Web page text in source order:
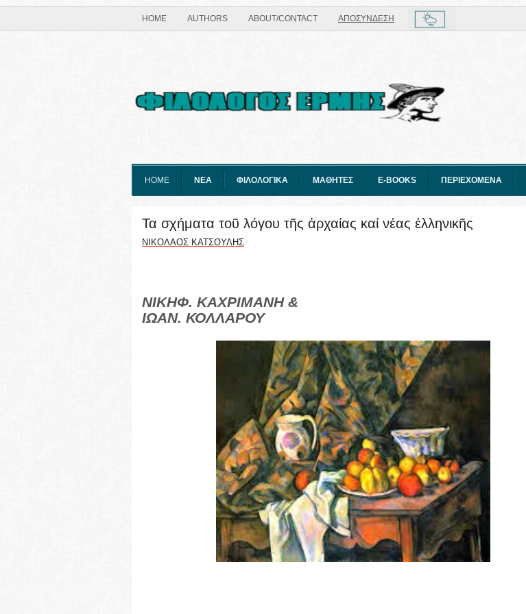
HOME AUTHORS ABOUT/CONTACT ΑΠΟΣΥΝΔΕΣΗ
HOME ΝΕΑ ΦΙΛΟΛΟΓΙΚΑ ΜΑΘΗΤΕΣ E-BOOKS ΠΕΡΙΕΧΟΜΕΝΑ
Τα σχήματα τοῦ λόγου τῆς ἀρχαίας καί νέας ἑλληνικῆς
ΝΙΚΟΛΑΟΣ ΚΑΤΣΟΥΛΗΣ
ΝΙΚΗΦ. ΚΑΧΡΙΜΑΝΗ &
ΙΩΑΝ. ΚΟΛΛΑΡΟΥ